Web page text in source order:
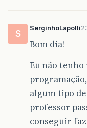
S
SerginhoLapolli
Bom dia!
Eu não
algum tipo
professor
conseguir